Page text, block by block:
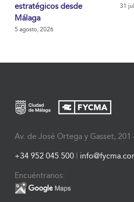
estratégicos desde
Málaga
5 agosto, 2026
31
Av. de José Ortega y Gasset, 201
+34 952 045 500 |
Encuéntranos: